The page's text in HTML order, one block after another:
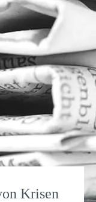
Krisen